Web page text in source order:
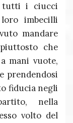
tutti i ciucci
imbecilli
mandare
che
mani vuote,
prendendosi
fiducia negli
nella
volto del